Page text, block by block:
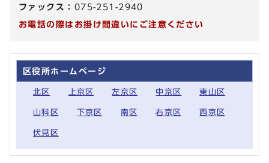
ファックス： 075-251-2940
お電話の際はお掛け間違いにご注意ください
区役所ホームページ
北区 上京区 左京区 中京区 東山区
山科区 下京区 南区 右京区 西京区
伏見区